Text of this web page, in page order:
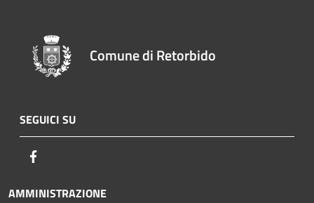
Comune di Retorbido
SEGUICI SU
AMMINISTRAZIONE